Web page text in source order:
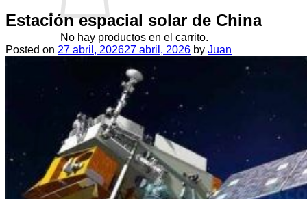
No hay productos en el carrito.
Volver a la tienda
No hay productos en el carrito.
Estación espacial solar de China
Posted on 27 abril, 202627 abril, 2026 by Juan